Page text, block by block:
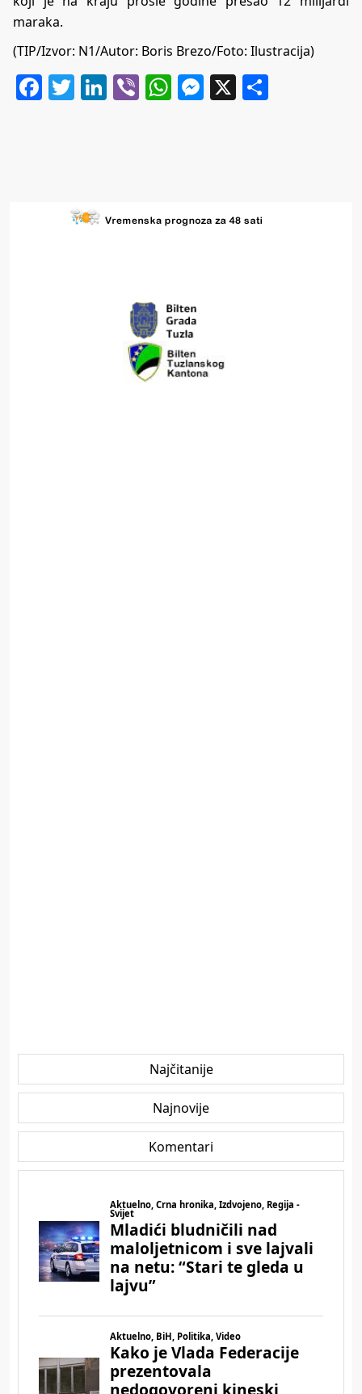
maraka.
(TIP/Izvor: N1/Autor: Boris Brezo/Foto: Ilustracija)
Facebook
Twitter
LinkedIn
ViberWhatsApp
Messenger
X
Najčitanije
Najnovije
Komentari